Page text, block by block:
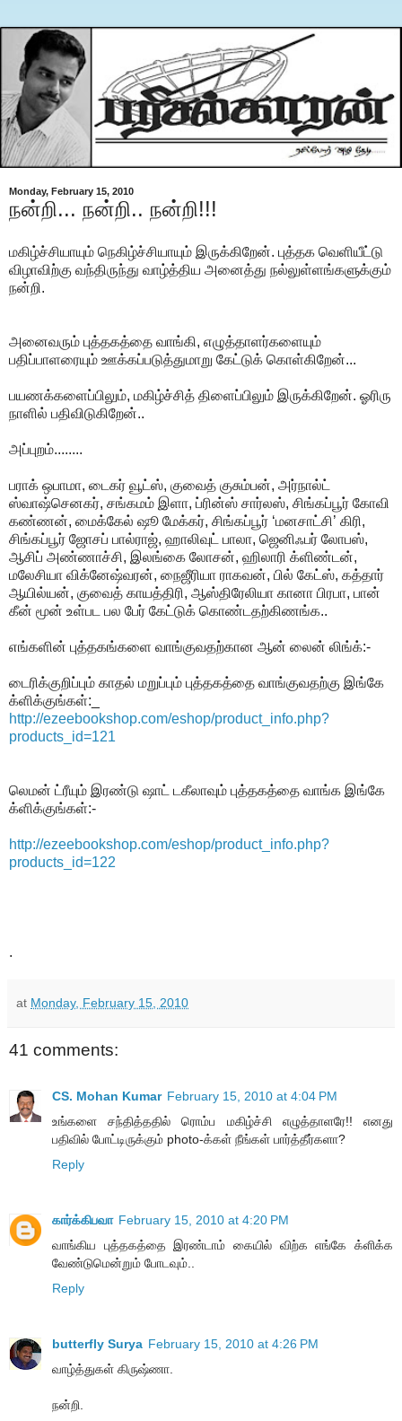
Monday, February 15, 2010
நன்றி... நன்றி.. நன்றி!!!
மகிழ்ச்சியாயும் நெகிழ்ச்சியாயும் இருக்கிறேன். புத்தக வெளியீட்டு
விழாவிற்கு வந்திருந்து வாழ்த்திய அனைத்து நல்லுள்ளங்களுக்கும்
நன்றி.
அனைவரும் புத்தகத்தை வாங்கி, எழுத்தாளர்களையும்
பதிப்பாளரையும் ஊக்கப்படுத்துமாறு கேட்டுக் கொள்கிறேன்...
பயணக்களைப்பிலும், மகிழ்ச்சித் திளைப்பிலும் இருக்கிறேன். ஓரிரு
நாளில் பதிவிடுகிறேன்..
அப்புறம்........
பராக் ஒபாமா, டைகர் வூட்ஸ், குவைத் குசும்பன், அர்நால்ட்
ஸ்வாஷ்செனகர், சங்கமம் இளா, ப்ரின்ஸ் சார்லஸ், சிங்கப்பூர் கோவி
கண்ணன், மைக்கேல் ஷூ மேக்கர், சிங்கப்பூர் ‘மனசாட்சி’ கிரி,
சிங்கப்பூர் ஜோசப் பால்ராஜ், ஹாலிவுட் பாலா, ஜெனிஃபர் லோபஸ்,
ஆசிப் அண்ணாச்சி, இலங்கை லோசன், ஹிலாரி க்ளிண்டன்,
மலேசியா விக்னேஷ்வரன், நைஜீரியா ராகவன், பில் கேட்ஸ், கத்தார்
ஆயில்யன், குவைத் காயத்திரி, ஆஸ்திரேலியா கானா பிரபா, பான்
கீன் மூன் உள்பட பல பேர் கேட்டுக் கொண்டதற்கிணங்க..
எங்களின் புத்தகங்களை வாங்குவதற்கான ஆன் லைன் லிங்க்:-
டைரிக்குறிப்பும் காதல் மறுப்பும் புத்தகத்தை வாங்குவதற்கு இங்கே
க்ளிக்குங்கள்:_
http://ezeebookshop.com/eshop/product_info.php?
products_id=121
லெமன் ட்ரீயும் இரண்டு ஷாட் டகீலாவும் புத்தகத்தை வாங்க இங்கே
க்ளிக்குங்கள்:-
http://ezeebookshop.com/eshop/product_info.php?
products_id=122
.
at Monday, February 15, 2010
41 comments:
CS. Mohan Kumar February 15, 2010 at 4:04 PM
உங்களை சந்தித்ததில் ரொம்ப மகிழ்ச்சி எழுத்தாளரே!! எனது
பதிவில் போட்டிருக்கும் photo-க்கள் நீங்கள் பார்த்தீர்களா?
Reply
கார்க்கிபவா February 15, 2010 at 4:20 PM
வாங்கிய புத்தகத்தை இரண்டாம் கையில் விற்க எங்கே க்ளிக்க
வேண்டுமென்றும் போடவும்..
Reply
butterfly Surya February 15, 2010 at 4:26 PM
வாழ்த்துகள் கிருஷ்ணா.
நன்றி.